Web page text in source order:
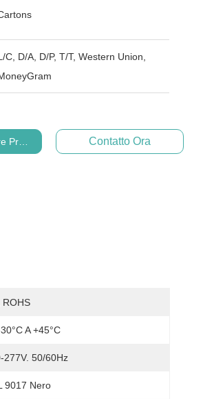
C, D/A, D/P, T/T, Western Union,
Prezzo Contatto Ora
ROHS
A +45°C
277V. 50/60Hz
9017 Nero